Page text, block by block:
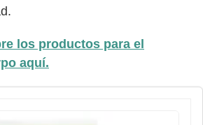
los productos para el
aquí.